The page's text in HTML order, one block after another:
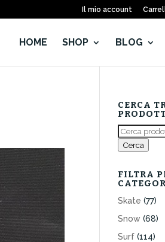
Il mio account
HOME SHOP BLOG
CERCA
Cerca:
Cerca
FILTRA
Skate (77)
Snow (68)
Surf (114)